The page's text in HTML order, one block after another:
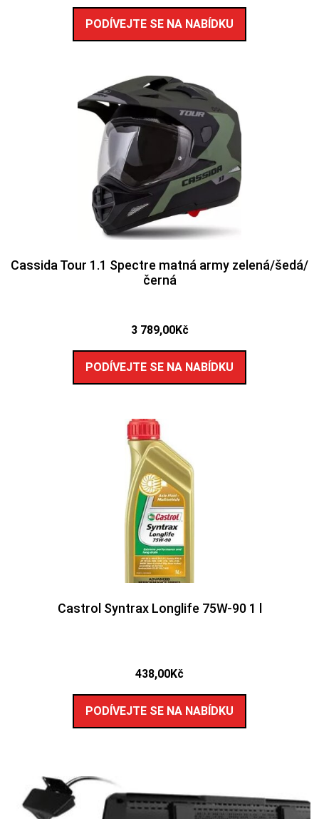
PODÍVEJTE SE NA NABÍDKU
Cassida Tour 1.1 Spectre matná army zelená/šedá/
černá
3 789,00Kč
PODÍVEJTE SE NA NABÍDKU
Castrol Syntrax Longlife 75W-90 1 l
438,00Kč
PODÍVEJTE SE NA NABÍDKU